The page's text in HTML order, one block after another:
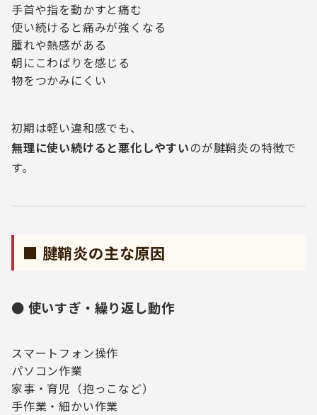
手首や指を動かすと痛む
使い続けると痛みが強くなる
腫れや熱感がある
朝にこわばりを感じる
物をつかみにくい
初期は軽い違和感でも、
無理に使い続けると悪化しやすいのが腱鞘炎の特徴で
す。
■ 腱鞘炎の主な原因
● 使いすぎ・繰り返し動作
スマートフォン操作
パソコン作業
家事・育児（抱っこなど）
手作業・細かい作業